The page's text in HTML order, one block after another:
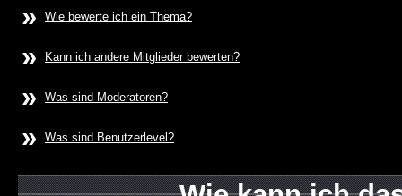
» Wie bewerte ich ein Thema?
» Kann ich andere Mitglieder bewerten?
» Was sind Moderatoren?
» Was sind Benutzerlevel?